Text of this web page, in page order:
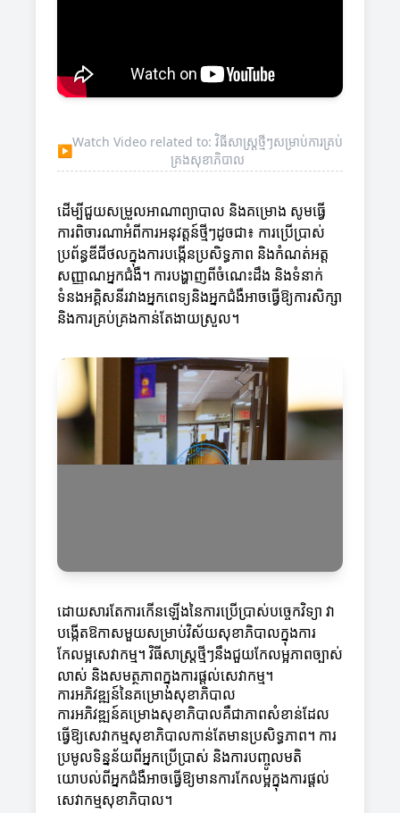
▶
Watch Video related to: វិធីសាស្ត្រថ្មីៗសម្រាប់ការគ្រប់
គ្រងសុខាភិបាល
ដើម្បីជួយសម្រួលអាណាព្យាបាល និងគម្រោង សូមធ្វើ
ការពិចារណាអំពីការអនុវត្តន៍ថ្មីៗដូចជា៖ ការប្រើប្រាស់
ប្រព័ន្ធឌីជីថលក្នុងការបង្កើនប្រសិទ្ធភាព និងកំណត់អត្ត
សញ្ញាណអ្នកជំងឺ។ ការបង្ហាញពីចំណេះដឹង និងទំនាក់
ទំនងអគ្គិសនីរវាងអ្នកពេទ្យនិងអ្នកជំងឺអាចធ្វើឱ្យការសិក្សា
និងការគ្រប់គ្រងកាន់តែងាយស្រួល។
ដោយសារតែការកើនឡើងនៃការប្រើប្រាស់បច្ចេកវិទ្យា វា
បង្កើតឱកាសមួយសម្រាប់វិស័យសុខាភិបាលក្នុងការ
កែលម្អសេវាកម្ម។ វិធីសាស្ត្រថ្មីៗនឹងជួយកែលម្អភាពច្បាស់
លាស់ និងសមត្ថភាពក្នុងការផ្ដល់សេវាកម្ម។
ការអភិវឌ្ឍន៍នៃគម្រោងសុខាភិបាល
ការអភិវឌ្ឍន៍គម្រោងសុខាភិបាលគឺជាភាពសំខាន់ដែល
ធ្វើឱ្យសេវាកម្មសុខាភិបាលកាន់តែមានប្រសិទ្ធភាព។ ការ
ប្រមូលទិន្នន័យពីអ្នកប្រើប្រាស់ និងការបញ្ចូលមតិ
យោបល់ពីអ្នកជំងឺអាចធ្វើឱ្យមានការកែលម្អក្នុងការផ្ដល់
សេវាកម្មសុខាភិបាល។